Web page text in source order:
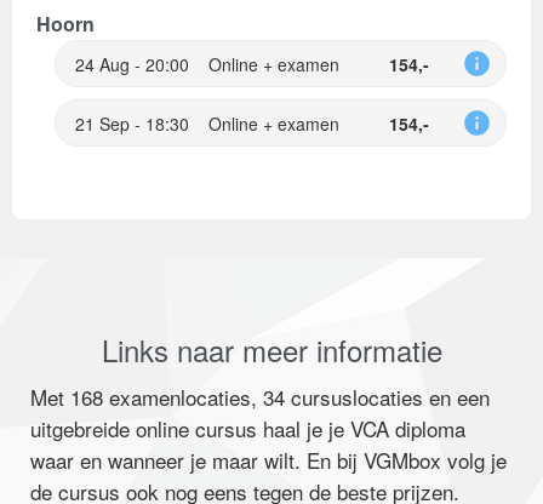
Hoorn
24 Aug - 20:00 Online + examen 154,-
21 Sep - 18:30 Online + examen 154,-
Links naar meer informatie
Met 168 examenlocaties, 34 cursuslocaties en een
uitgebreide online cursus haal je je VCA diploma
waar en wanneer je maar wilt. En bij VGMbox volg je
de cursus ook nog eens tegen de beste prijzen.